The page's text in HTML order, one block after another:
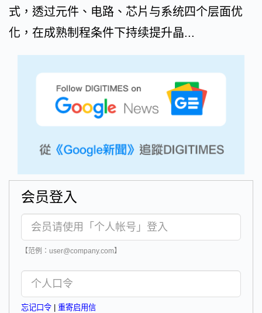
式，透过元件、电路、芯片与系统四个层面优
化，在成熟制程条件下持续提升晶...
会员登入
【范例：user@company.com】
忘记口令 重寄启用信